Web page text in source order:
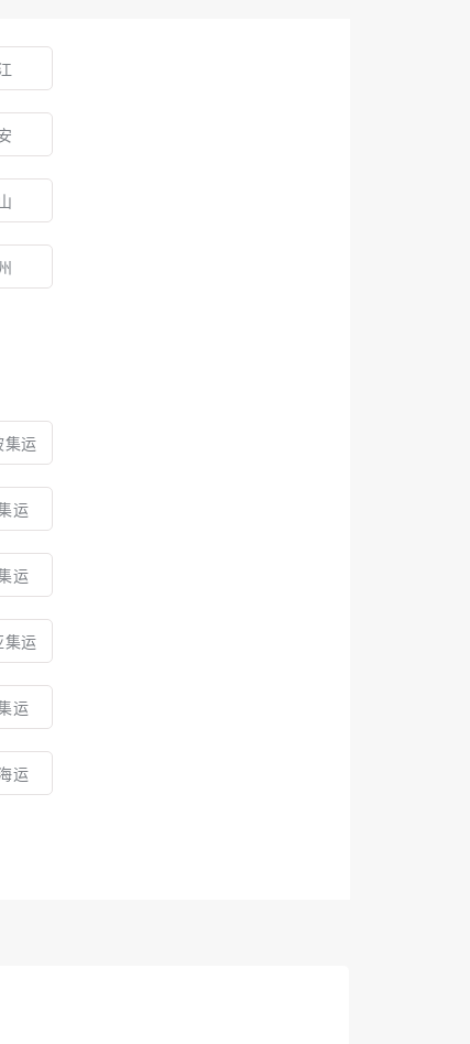
集运
运
运
集运
运
运